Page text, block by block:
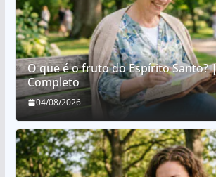
O que é o fruto do Espírito Santo?
Completo
04/08/2026